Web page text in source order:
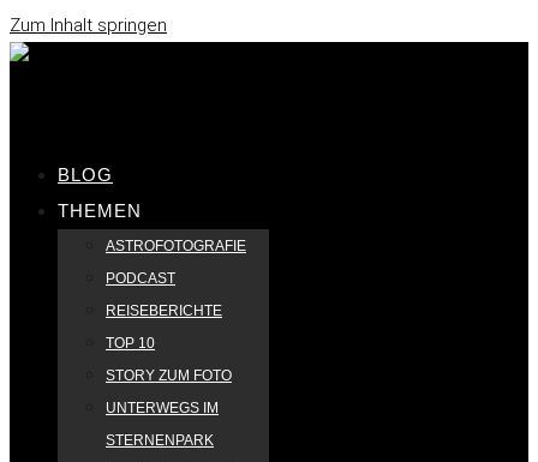
Zum Inhalt springen
BLOG
THEMEN
ASTROFOTOGRAFIE
PODCAST
REISEBERICHTE
TOP 10
STORY ZUM FOTO
UNTERWEGS IM
STERNENPARK